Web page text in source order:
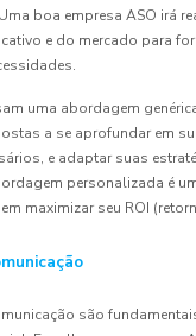
boa empresa ASO irá
e do mercado para
uma abordagem
a se aprofundar em
e adaptar suas
personalizada é
maximizar seu ROI
são